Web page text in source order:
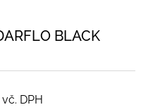
BLACK
vč. DPH